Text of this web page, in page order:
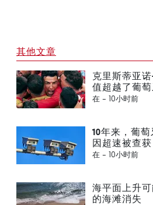
其他文章
克里斯蒂亚
值超越了葡
在 - 10小时前
10年来，葡
因超速被查获
在 - 10小时前
海平面上升
的海滩消失